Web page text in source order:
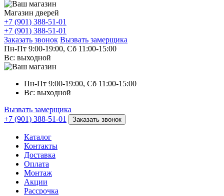
Магазин дверей
+7 (901) 388-51-01
+7 (901) 388-51-01
Заказать звонок Вызвать замерщика
Пн-Пт 9:00-19:00, Сб 11:00-15:00
Вс: выходной
Пн-Пт 9:00-19:00, Сб 11:00-15:00
Вс: выходной
Вызвать замерщика
+7 (901) 388-51-01
Заказать звонок
Каталог
Контакты
Доставка
Оплата
Монтаж
Акции
Рассрочка